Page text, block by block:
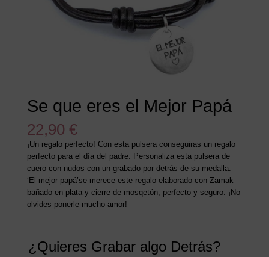
Se que eres el Mejor Papá
22,90 €
¡Un regalo perfecto! Con esta pulsera conseguiras un regalo
perfecto para el día del padre. Personaliza esta pulsera de
cuero con nudos con un grabado por detrás de su medalla.
‘El mejor papá’se merece este regalo elaborado con Zamak
bañado en plata y cierre de mosqetón, perfecto y seguro. ¡No
olvides ponerle mucho amor!
¿Quieres Grabar algo Detrás?